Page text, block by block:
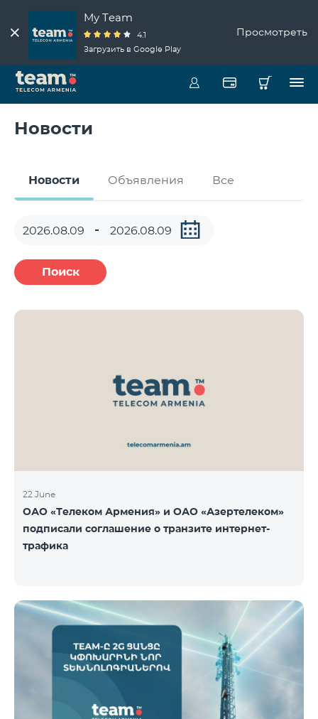
My Team
4.1
Загрузить в Google Play
Просмотреть
Новости
Новости Объявления Все
Поиск
22 June
ОАО «Телеком Армения» и ОАО «Азертелеком»
подписали соглашение о транзите интернет-
трафика